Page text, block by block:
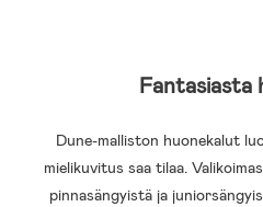
Fantasiasta
Dune-malliston huonekalut
mielikuvitus saa tilaa.
pinnasängyistä ja